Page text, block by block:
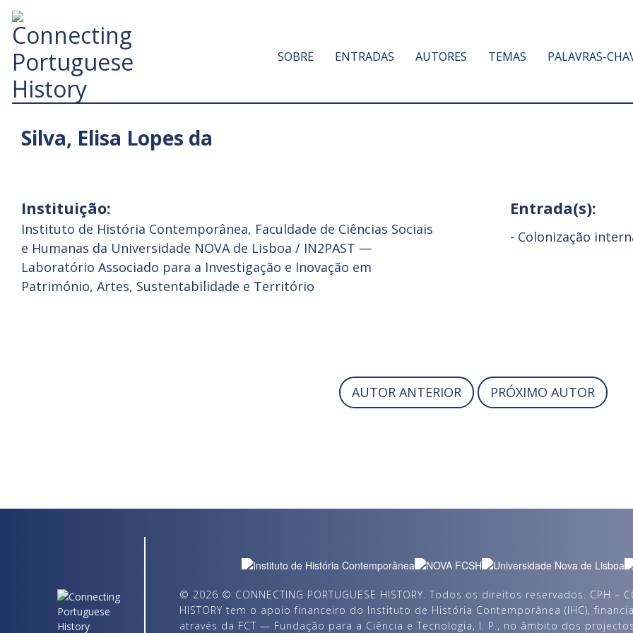
SOBRE ENTRADAS AUTORES TEMAS PALAVRAS-
Silva, Elisa Lopes da
Instituição:
Instituto de História Contemporânea, Faculdade de Ciências Sociais
e Humanas da Universidade NOVA de Lisboa / IN2PAST —
Laboratório Associado para a Investigação e Inovação em
Património, Artes, Sustentabilidade e Território
Entrada(s):
- Colonização
AUTOR ANTERIOR PRÓXIMO AUTOR
© 2026 © CONNECTING PORTUGUESE HISTORY. Todos os direitos reservados. CPH –
HISTORY tem o apoio financeiro do Instituto de História Contemporânea (IHC),
através da FCT — Fundação para a Ciência e Tecnologia, I. P., no âmbito dos